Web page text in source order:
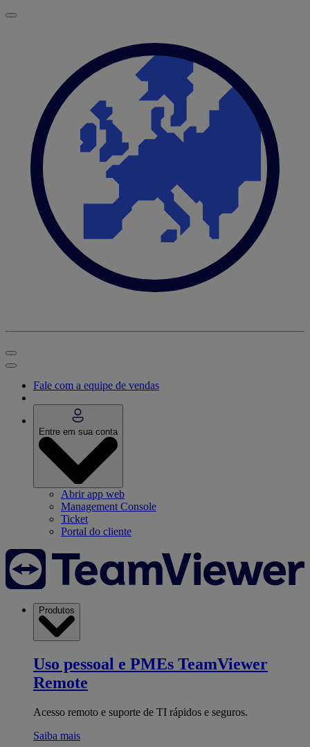
Fale com a equipe de vendas
Entre em sua conta
Abrir app web
Management Console
Ticket
Portal do cliente
Produtos
Uso pessoal e PMEs TeamViewer
Remote
Acesso remoto e suporte de TI rápidos e seguros.
Saiba mais